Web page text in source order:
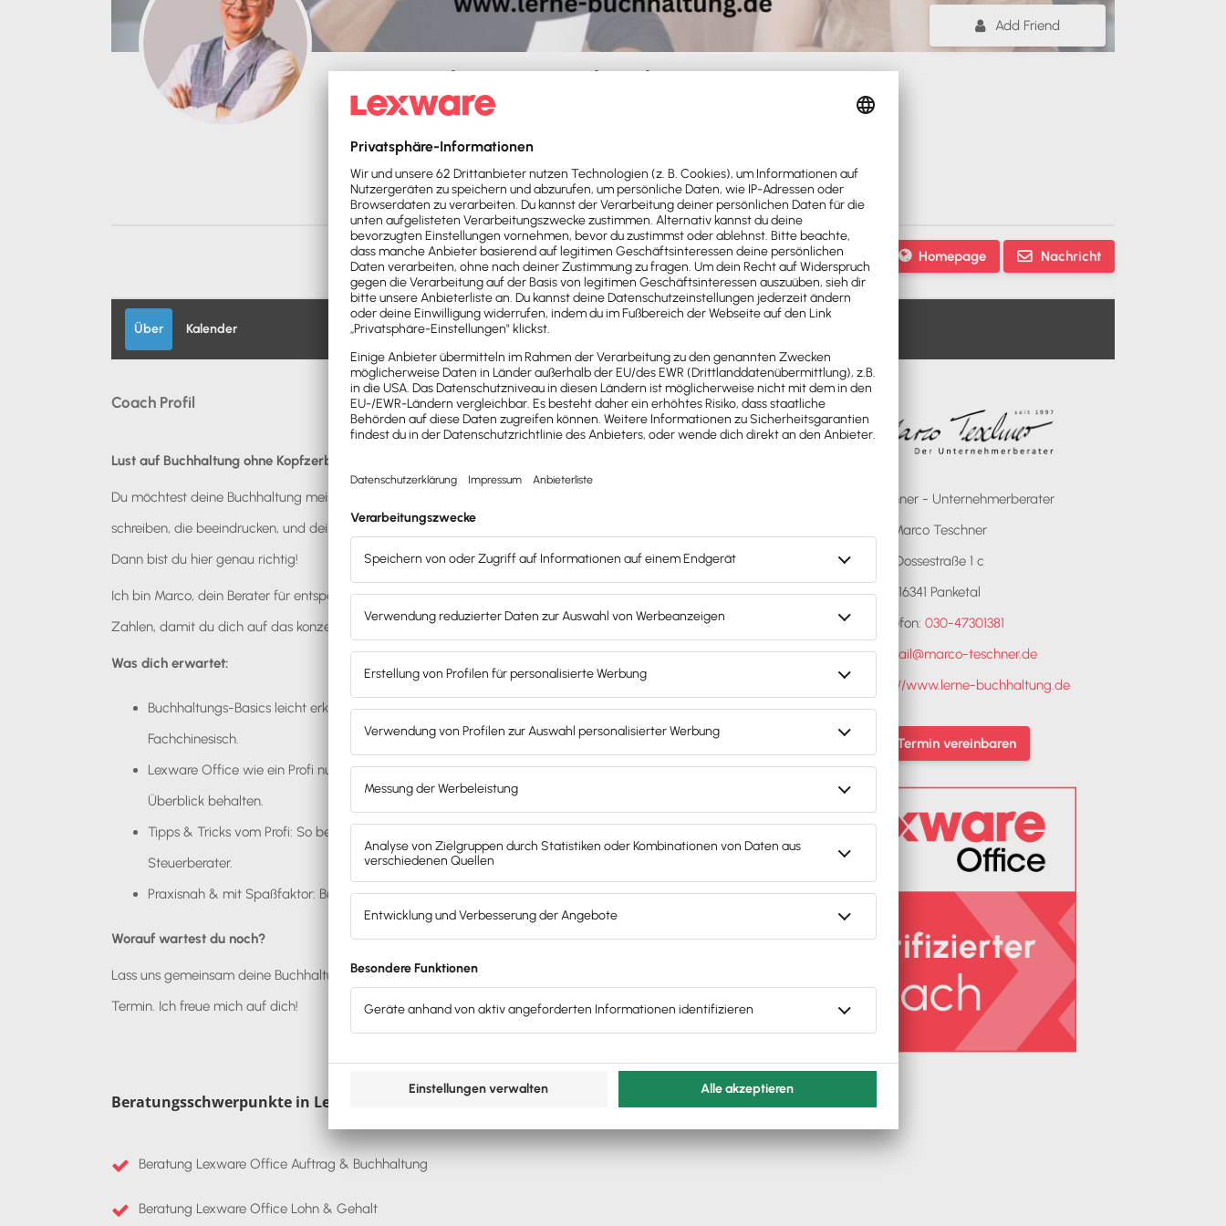
Add Friend
Marco Teschner - Unternehmerberater
Add Friend
Nachricht
Homepage
Über Kalender
Coach Profil
Lust auf Buchhaltung ohne Kopfzerbrechen?
Du möchtest deine Buchhaltung meistern, ohne dich in Fachbegriffen zu verlieren? Rechnungen
schreiben, die beeindrucken, und deine Finanzen im Blick behalten, ohne zum Buchhalter zu werden?
Dann bist du hier genau richtig!
Ich bin Marco, dein Berater für entspannte Buchhaltung. Gemeinsam bringen wir Licht ins Dunkel der
Zahlen, damit du dich auf das konzentrieren kannst, was du liebst: dein Business!
Was dich erwartet:
Buchhaltungs-Basics leicht erklärt: Einnahmen, Ausgaben, wichtige Kennzahlen – alles ohne
Fachchinesisch.
Lexware Office wie ein Profi nutzen: Rechnungen im Handumdrehen, Zeit sparen und den
Überblick behalten.
Tipps & Tricks vom Profi: So bereitest du deine Buchhaltung optimal vor und begeisterst deinen
Steuerberater.
Praxisnah & mit Spaßfaktor: Buchhaltung kann auch unterhaltsam sein – versprochen!
Worauf wartest du noch?
Lass uns gemeinsam deine Buchhaltung rocken! Melde dich jetzt an oder vereinbare direkt online einen
Termin. Ich freue mich auf dich!
Beratungsschwerpunkte in Lexware Office:
Beratung Lexware Office Auftrag & Buchhaltung
Beratung Lexware Office Lohn & Gehalt
Marco Teschner - Unternehmerberater
Marco Teschner
Dossestraße 1 c
16341 Panketal
Telefon: 030-47301381
E-Mail:
mail@marco-teschner.de
http://www.lerne-buchhaltung.de
Jetzt Termin vereinbaren